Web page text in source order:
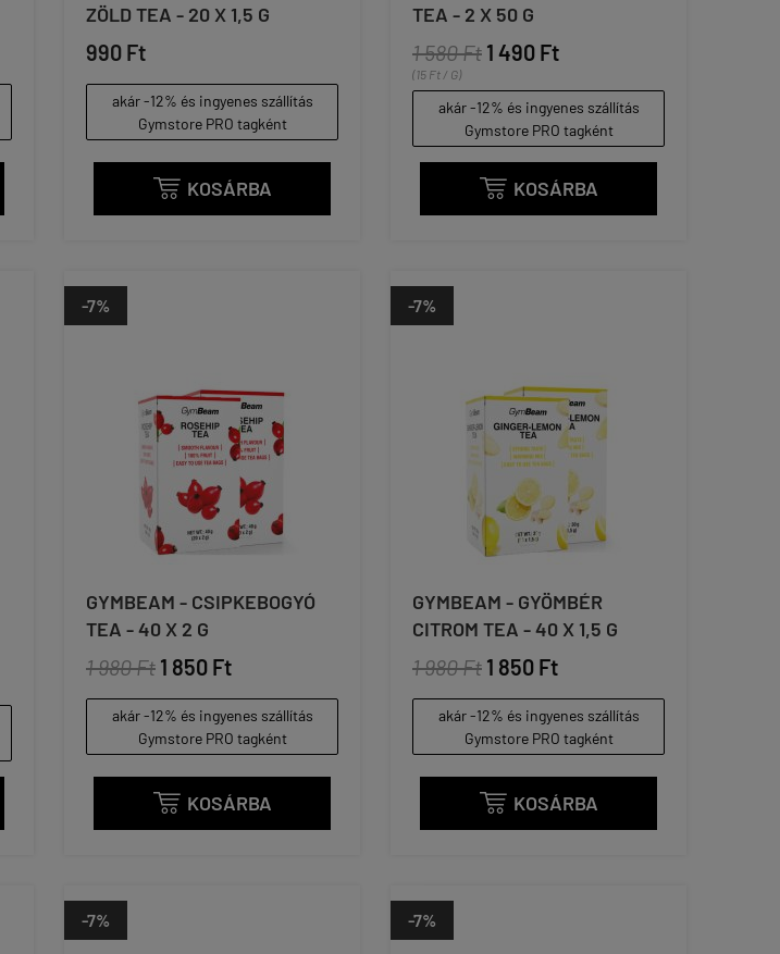
ZÖLD TEA - 20 X 1,5 G
990 Ft
akár -12% és ingyenes szállítás
Gymstore PRO tagként
 KOSÁRBA
TEA - 2 X 50 G
1 580 Ft 1 490 Ft
(15 Ft / G)
akár -12% és ingyenes szállítás
Gymstore PRO tagként
 KOSÁRBA
-7%
GYMBEAM - CSIPKEBOGYÓ
TEA - 40 X 2 G
1 980 Ft 1 850 Ft
akár -12% és ingyenes szállítás
Gymstore PRO tagként
 KOSÁRBA
-7%
GYMBEAM - GYÖMBÉR
CITROM TEA - 40 X 1,5 G
1 980 Ft 1 850 Ft
akár -12% és ingyenes szállítás
Gymstore PRO tagként
 KOSÁRBA
-7% -7%